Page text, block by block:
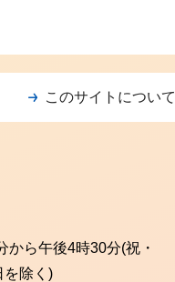
このサイトについて
から午後4時30分(祝・
を除く)